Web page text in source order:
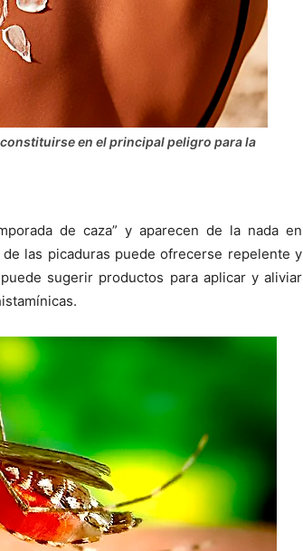
en el principal peligro para la
de caza” y aparecen de la nada en
las picaduras puede ofrecerse repelente y
sugerir productos para aplicar y aliviar